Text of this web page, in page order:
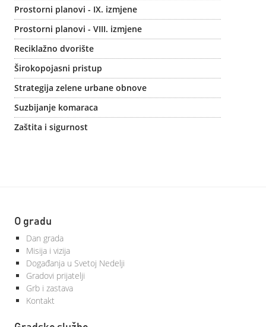
Prostorni planovi - IX. izmjene
Prostorni planovi - VIII. izmjene
Reciklažno dvorište
Širokopojasni pristup
Strategija zelene urbane obnove
Suzbijanje komaraca
Zaštita i sigurnost
O gradu
Dan grada
Misija i vizija
Događanja u Svetoj Nedelji
Gradovi prijatelji
Grb i zastava
Kontakt